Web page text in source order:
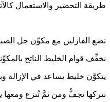
طريقة التحضير والاستعمال
نضع الفازلين مع مكوِّن جل
نخفِّف قوام الخليط الناتج
يتكوَّن خليط يساعد في الإزالة
نتركها تجفُّ ومن ثمَّ تُنزع ومعها